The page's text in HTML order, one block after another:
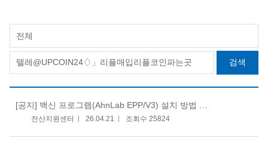
전체
검색
[공지] 백신 프로그램(AhnLab EPP/V3) 설치 방법 안내
전산지원센터 26.04.21 조회수 25824